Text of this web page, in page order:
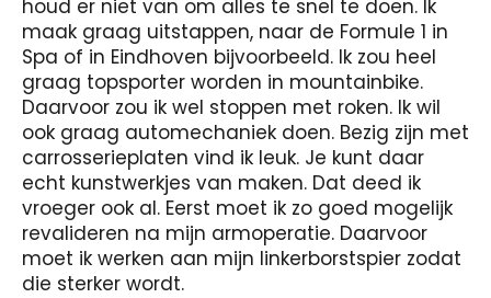
houd er niet van om alles te snel te doen. Ik
maak graag uitstappen, naar de Formule 1 in
Spa of in Eindhoven bijvoorbeeld. Ik zou heel
graag topsporter worden in mountainbike.
Daarvoor zou ik wel stoppen met roken. Ik wil
ook graag automechaniek doen. Bezig zijn met
carrosserieplaten vind ik leuk. Je kunt daar
echt kunstwerkjes van maken. Dat deed ik
vroeger ook al. Eerst moet ik zo goed mogelijk
revalideren na mijn armoperatie. Daarvoor
moet ik werken aan mijn linkerborstspier zodat
die sterker wordt.